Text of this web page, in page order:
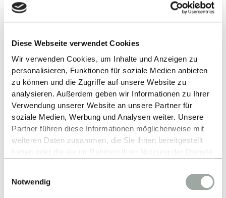
Diese Webseite verwendet Cookies
Wir verwenden Cookies, um Inhalte und Anzeigen zu
personalisieren, Funktionen für soziale Medien anbieten
zu können und die Zugriffe auf unsere Website zu
analysieren. Außerdem geben wir Informationen zu Ihrer
Verwendung unserer Website an unsere Partner für
soziale Medien, Werbung und Analysen weiter. Unsere
Partner führen diese Informationen möglicherweise mit
weiteren Daten zusammen, die Sie ihnen bereitgestellt
Alles zum Thema Cookies und personenbezogene
Datenverarbeitung entnehmen Sie unserer
Notwendig
Sophia Bauer, MA
MANAGERIN FÜR
FORSCHUNGSKOMMUNIKATION
Die Research Fellows